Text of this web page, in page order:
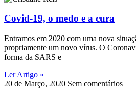
Covid-19, o medo e a cura
Entramos em 2020 com uma nova
propriamente um novo vírus. O
forma da SARS e
Ler Artigo »
20 de Março, 2020 Sem comentários